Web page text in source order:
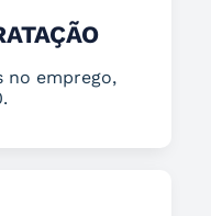
no emprego,